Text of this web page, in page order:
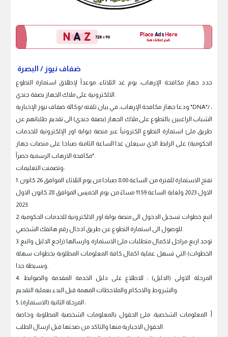
ضفاف نيوز / البصرة
حدد جهاز مكافحة الإرهاب، يوم غد الثلاثاء، موعداً لإطلاق استمارة التطوع
الالكترونية على ملاك الجهاز بصفة جندي.
ودعا جهاز مكافحة الإرهاب، في بيان تلقته /وكالة ضفاف نيوز الإخبارية "DNA"/ ،
الشباب الراغبين بالتطوع على ملاك الجهاز (بصفة جندي) الى تقديم طلباتهم عن
طريق ملئ استمارة التطوع الكترونياً عبر منصة (بوابة اور الإلكترونية للخدمات
الحكومية) على الرابط الذي سيعلن غدا الساعة الثامنة صباحا على منصات جهاز
مكافحة الارهاب الرسمية حصراً".
وتضمنت التعليمات:
1. تفتح الاستمارة للفترة من الساعة 8:00 صباحا من يوم الثلاثاء الموافق 26 كانون
الاول 2023 ولغاية الساعة 11:59 مساءً من يوم الخميس الموافق 28 كانون الاول
2023.
2. اتبع خطوات تسجيل الدخول الى منصة بوابة اور الالكترونية للخدمات الحكومية
للوصول الى استمارة التطوع عن طريق ادخال رقم هاتفك الشخصي.
3. توجد اربع مراحل لاكمال متطلبات ملئ الاستمارة وارسالها (راجع الدليل واتبع
الخطوات) التي تسهل عملية اكمال كافة المعلومات المطلوبة بخطوات سهلة
وبسيطة جدا.
4. المرحلة الاولى (الدليل) : للاطلاع على دليل الخدمة المقدمة والضوابط
والشروط والاحكام والملاحظات المهمة قبل البدء بعملية التقديم.
5. المرحلة الثانية (الاستمارة) :
‌أ. المعلومات الشخصية: ملئ الحقول بالمعلومات الشخصية المطلوبة وخاصة
الحقول الاجبارية منها والتاكد من صحتها قبل ارسال الطلب.